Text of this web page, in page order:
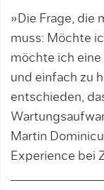
»Die Frage, die
muss: Möchte
möchte ich
und einfach zu
entschieden,
Martin
Experience bei